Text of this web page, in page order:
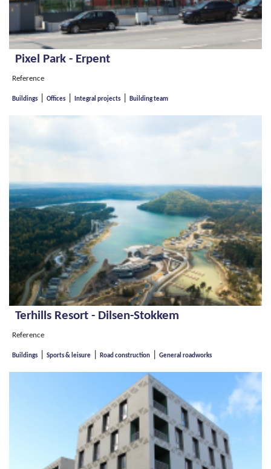
Pixel Park - Erpent
Reference
Buildings Offices Integral projects Building team
Terhills Resort - Dilsen-Stokkem
Reference
Buildings Sports & leisure Road construction General roadworks